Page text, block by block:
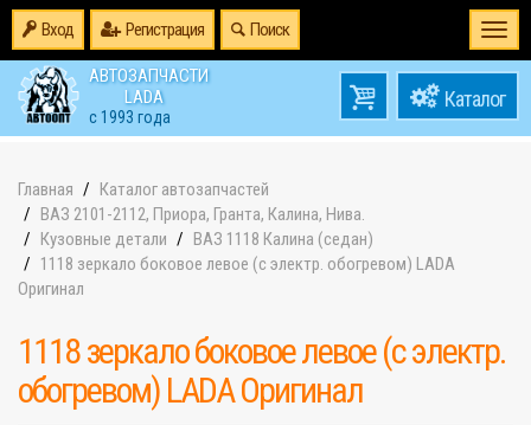
Вход Регистрация Поиск
АВТОЗАПЧАСТИ
LADA
с 1993 года
товаров0
на0
Главная
Каталог автозапчастей
ВАЗ 2101-2112, Приора, Гранта, Калина, Нива.
Кузовные детали
ВАЗ 1118 Калина (седан)
1118 зеркало боковое левое (с электр. обогревом) LADA
Оригинал
1118 зеркало боковое левое (с электр.
обогревом) LADA Оригинал